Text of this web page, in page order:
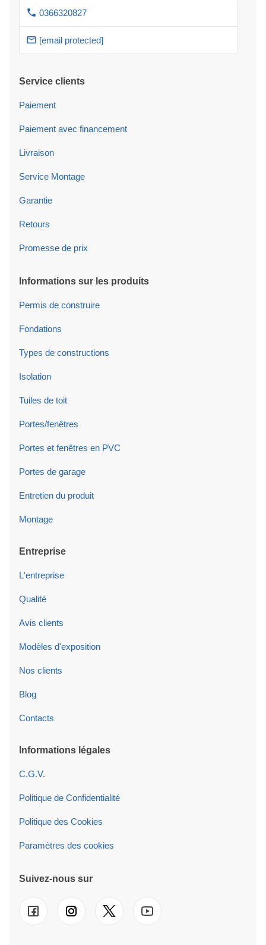
0366320827
[email protected]
Service clients
Paiement
Paiement avec financement
Livraison
Service Montage
Garantie
Retours
Promesse de prix
Informations sur les produits
Permis de construire
Fondations
Types de constructions
Isolation
Tuiles de toit
Portes/fenêtres
Portes et fenêtres en PVC
Portes de garage
Entretien du produit
Montage
Entreprise
L'entreprise
Qualité
Avis clients
Modèles d'exposition
Nos clients
Blog
Contacts
Informations légales
C.G.V.
Politique de Confidentialité
Politique des Cookies
Paramètres des cookies
Suivez-nous sur